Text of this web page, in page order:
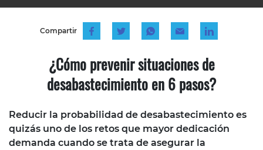
Compartir
¿Cómo prevenir situaciones de
desabastecimiento en 6 pasos?
Reducir la probabilidad de desabastecimiento es
quizás uno de los retos que mayor dedicación
demanda cuando se trata de asegurar la